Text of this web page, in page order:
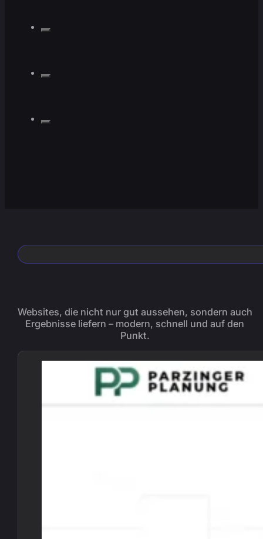
Websites, die nicht nur gut aussehen, sondern auch
Ergebnisse liefern – modern, schnell und auf den
Punkt.